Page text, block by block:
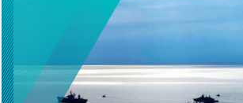
sinnvoll. Später besteht die
Aufgabe der Abgrenzung der Gruppe.